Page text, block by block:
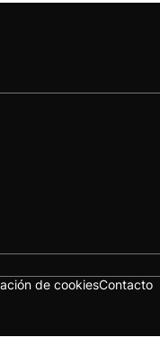
de cookiesContacto